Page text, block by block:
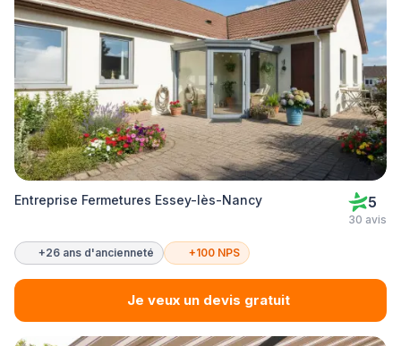
Entreprise Fermetures Essey-lès-Nancy 5
30 avis
+26 ans d'ancienneté +100 NPS
Je veux un devis gratuit